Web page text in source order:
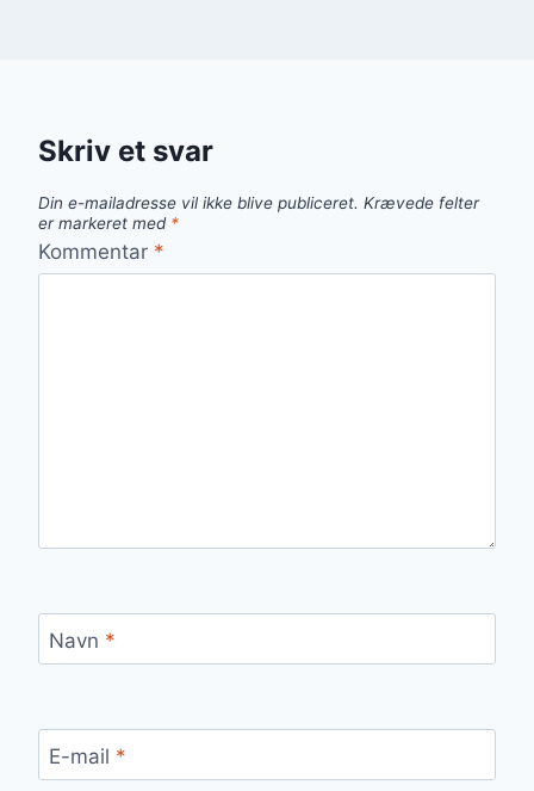
Skriv et svar
Din e-mailadresse vil ikke blive publiceret. Krævede felter
er markeret med *
Kommentar *
Navn *
E-mail *